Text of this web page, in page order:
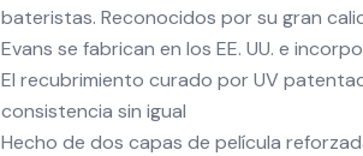
bateristas. Reconocidos por su gran
Evans se fabrican en los EE. UU. e
El recubrimiento curado por UV
consistencia sin igual
Hecho de dos capas de película